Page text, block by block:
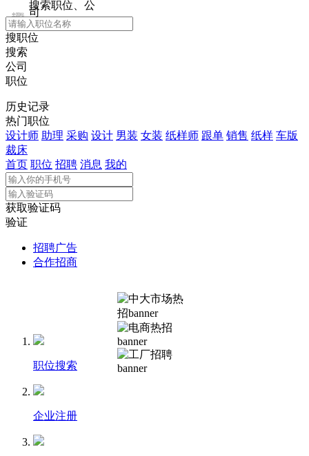
全国站
搜索职位、公
司
搜职位
搜索
公司
职位
历史记录
热门职位
设计师 助理 采购 设计 男装 女装 纸样师 跟单 销售 纸样 车版
裁床
首页 职位 招聘 消息 我的
获取验证码
验证
招聘广告
合作招商
职位搜索
企业注册